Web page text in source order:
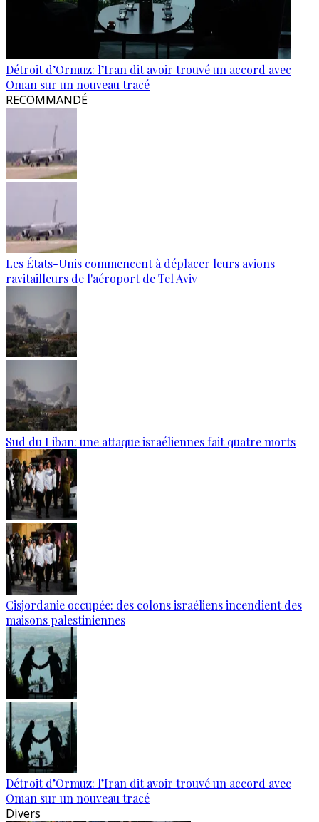
Détroit d’Ormuz: l’Iran dit avoir trouvé un accord avec
Oman sur un nouveau tracé
RECOMMANDÉ
Les États-Unis commencent à déplacer leurs avions
ravitailleurs de l'aéroport de Tel Aviv
Sud du Liban: une attaque israéliennes fait quatre morts
Cisjordanie occupée: des colons israéliens incendient des
maisons palestiniennes
Détroit d’Ormuz: l’Iran dit avoir trouvé un accord avec
Oman sur un nouveau tracé
Divers